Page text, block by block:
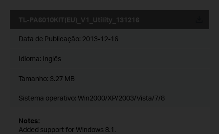
TL-PA6010KIT(EU)_V1_Utility_131216
Data de Publicação: 2013-12-16
Idioma: Inglês
Tamanho: 3.27 MB
Sistema operativo: Win2000/XP/2003/Vista/7/8
Notes:
Added support for Windows 8.1.